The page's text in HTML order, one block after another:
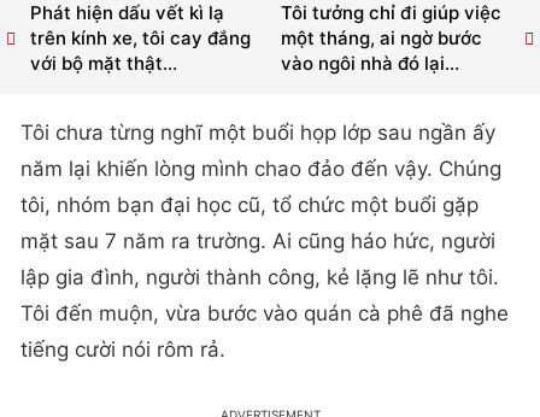
Tôi tưởng chỉ đi giúp việc
một tháng, ai ngờ bước
vào ngôi nhà đó lại...
Phát hiện dấu vết kì lạ
trên kính xe, tôi cay đắng
với bộ mặt thật...
Tôi chưa từng nghĩ một buổi họp lớp sau ngần ấy
năm lại khiến lòng mình chao đảo đến vậy. Chúng
tôi, nhóm bạn đại học cũ, tổ chức một buổi gặp
mặt sau 7 năm ra trường. Ai cũng háo hức, người
lập gia đình, người thành công, kẻ lặng lẽ như tôi.
Tôi đến muộn, vừa bước vào quán cà phê đã nghe
tiếng cười nói rôm rả.